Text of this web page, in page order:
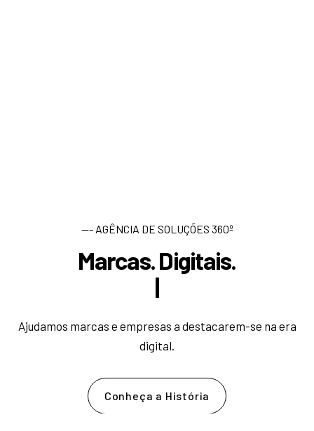
--- AGÊNCIA DE SOLUÇÕES 360º
Marcas. Digitais.
es
Ajudamos marcas e empresas a destacarem-se na era
digital.
Conheça a História